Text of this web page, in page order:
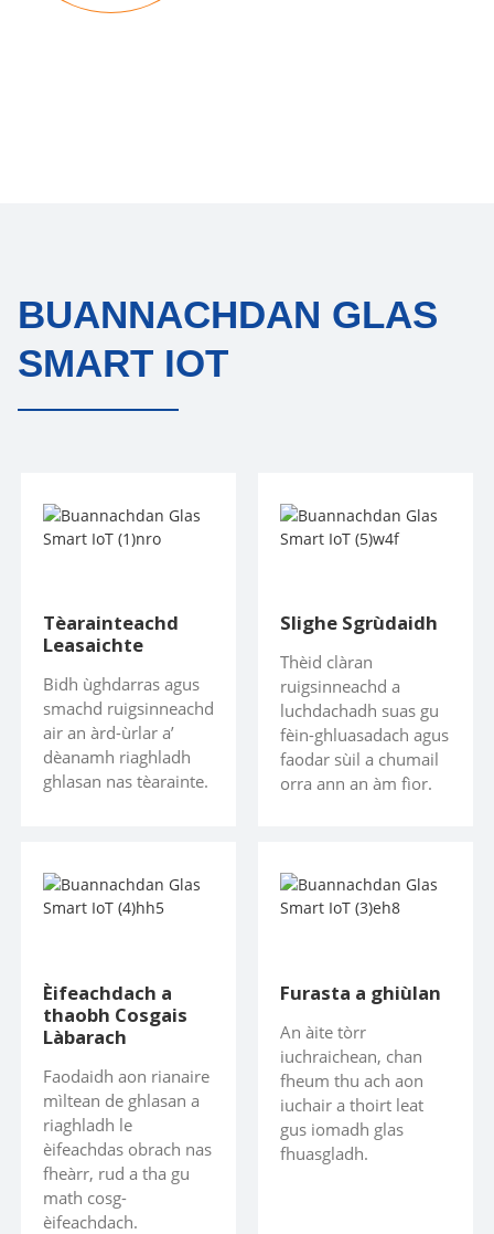
BUANNACHDAN GLAS
SMART IOT
Tèarainteachd
Leasaichte
Bidh ùghdarras agus
smachd ruigsinneachd
air an àrd-ùrlar a’
dèanamh riaghladh
ghlasan nas tèarainte.
Slighe Sgrùdaidh
Thèid clàran
ruigsinneachd a
luchdachadh suas gu
fèin-ghluasadach agus
faodar sùil a chumail
orra ann an àm fìor.
Èifeachdach a
thaobh Cosgais
Làbarach
Faodaidh aon rianaire
mìltean de ghlasan a
riaghladh le
èifeachdas obrach nas
fheàrr, rud a tha gu
math cosg-
èifeachdach.
Furasta a ghiùlan
An àite tòrr
iuchraichean, chan
fheum thu ach aon
iuchair a thoirt leat
gus iomadh glas
fhuasgladh.